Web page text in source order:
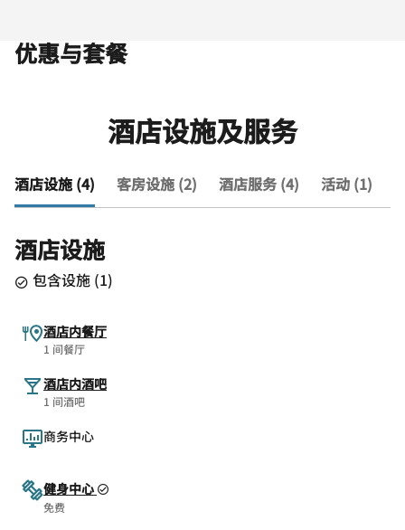
优惠与套餐
酒店设施及服务
酒店设施 (4) 客房设施 (2) 酒店服务 (4) 活动 (1)
酒店设施
包含设施 (1)
酒店内餐厅
1 间餐厅
酒店内酒吧
1 间酒吧
商务中心
健身中心
免费